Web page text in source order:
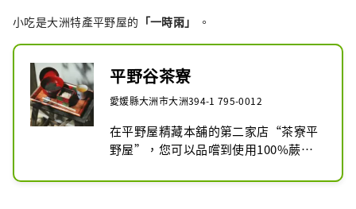
小吃是大洲特產平野屋的 「一時雨」 。
平野谷茶寮
愛媛縣大洲市大洲394-1 795-0012
在平野屋精藏本舖的第二家店“茶寮平
野屋”，您可以品嚐到使用100%蕨粉
及抹茶和煎茶。